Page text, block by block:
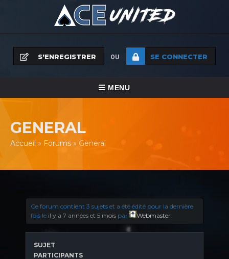
S'ENREGISTRER OU SE CONNECTER
BASCULER
NAVIGATION
MENU
GENERAL
Accueil » Forums » General
Ce forum contient 3 sujets et a été édité pour la dernière
fois le il y a 7 années et 5 mois par Webmaster.
SUJET
PARTICIPANTS